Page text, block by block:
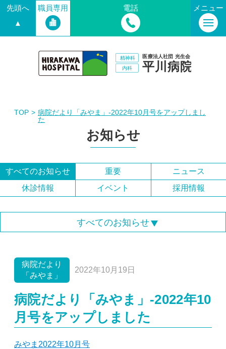
先頭へ
▲
職員専用 電話 メニュー
TOP
病院だより「みやま」-2022年10月号をアップしまし
た
お知らせ
すべてのお知らせ 重要
ニュース
休診情報
イベント 採用情報
すべてのお知らせ
病院だより
「みやま」
2022年10月19日
病院だより「みやま」-2022年10
月号をアップしました
みやま2022年10月号